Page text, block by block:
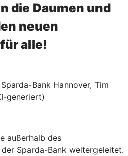
die Daumen und
neuen
alle!
Bank Hannover, Tim
generiert)
außerhalb des
Sparda-Bank weitergeleitet.